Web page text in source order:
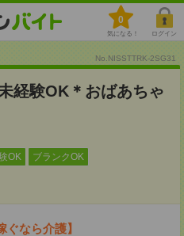
0
気になる！ ログイン
No.NISSTTRK-2SG31
経験OK＊おばあちゃ
OK ブランクOK
ぐなら介護】